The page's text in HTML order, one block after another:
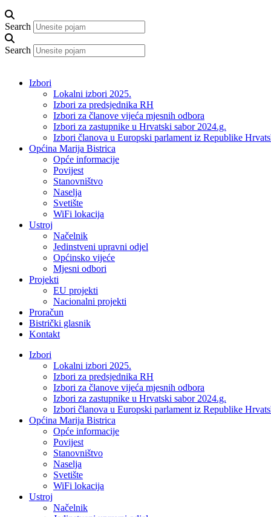
Search
Search
Izbori
Lokalni izbori 2025.
Izbori za predsjednika RH
Izbori za članove vijeća mjesnih odbora
Izbori za zastupnike u Hrvatski sabor 2024.g.
Izbori članova u Europski parlament iz Republike
Općina Marija Bistrica
Opće informacije
Povijest
Stanovništvo
Naselja
Svetište
WiFi lokacija
Ustroj
Načelnik
Jedinstveni upravni odjel
Općinsko vijeće
Mjesni odbori
Projekti
EU projekti
Nacionalni projekti
Proračun
Bistrički glasnik
Kontakt
Izbori
Lokalni izbori 2025.
Izbori za predsjednika RH
Izbori za članove vijeća mjesnih odbora
Izbori za zastupnike u Hrvatski sabor 2024.g.
Izbori članova u Europski parlament iz Republike
Općina Marija Bistrica
Opće informacije
Povijest
Stanovništvo
Naselja
Svetište
WiFi lokacija
Ustroj
Načelnik